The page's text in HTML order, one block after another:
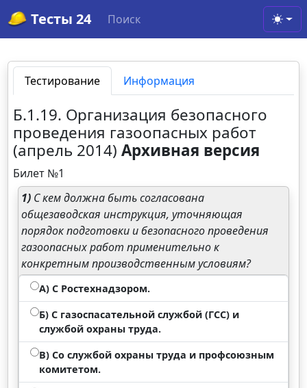
Тесты 24 Поиск
Тестирование Информация
Б.1.19. Организация безопасного
проведения газоопасных работ
(апрель 2014)Архивная версия
Билет №1
1) С кем должна быть согласована
общезаводская инструкция, уточняющая
порядок подготовки и безопасного проведения
газоопасных работ применительно к
конкретным производственным условиям?
А) С Ростехнадзором.
Б) С газоспасательной службой (ГСС) и
службой охраны труда.
В) Со службой охраны труда и профсоюзным
комитетом.